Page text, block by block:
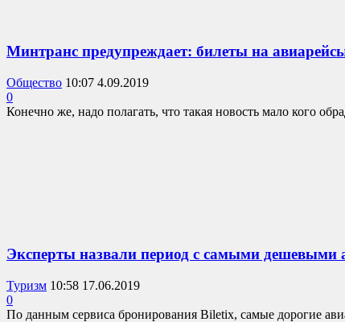
Минтранс предупреждает: билеты на
Общество 10:07 4.09.2019
0
Конечно же, надо полагать, что такая новость мало кого
Эксперты назвали период с самыми дешевыми
Туризм 10:58 17.06.2019
0
По данным сервиса бронирования Biletix, самые дорогие